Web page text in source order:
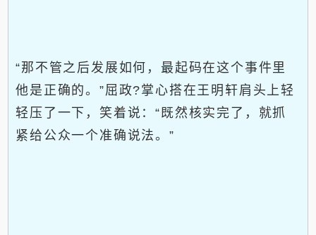
“那不管之后发展如何，最起码在这个事件里
他是正确的。”屈政?掌心搭在王明轩肩头上轻
轻压了一下，笑着说：“既然核实完了，就抓
紧给公众一个准确说法。”